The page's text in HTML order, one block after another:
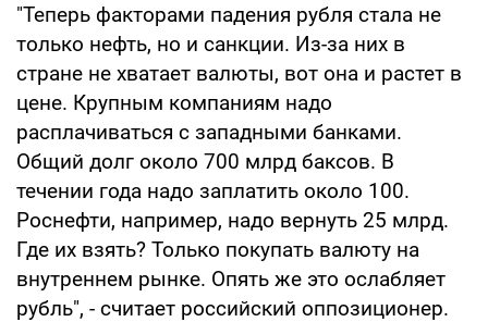
"Теперь факторами падения рубля стала не
только нефть, но и санкции. Из-за них в
стране не хватает валюты, вот она и растет в
цене. Крупным компаниям надо
расплачиваться с западными банками.
Общий долг около 700 млрд баксов. В
течении года надо заплатить около 100.
Роснефти, например, надо вернуть 25 млрд.
Где их взять? Только покупать валюту на
внутреннем рынке. Опять же это ослабляет
рубль", - считает российский оппозиционер.